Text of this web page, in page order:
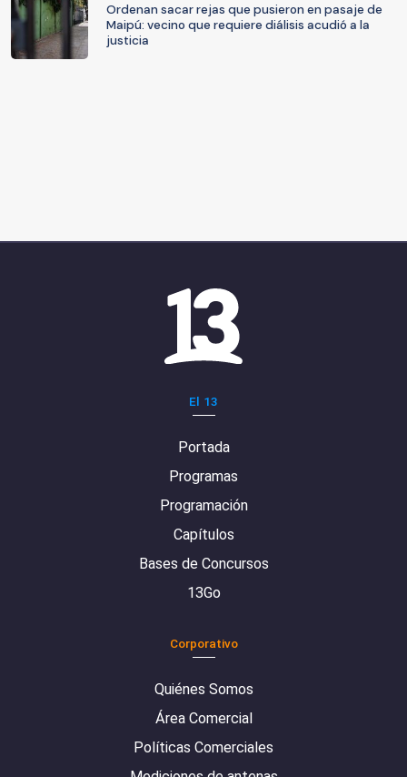
Ordenan sacar rejas que pusieron en pasaje de
Maipú: vecino que requiere diálisis acudió a la
justicia
El 13
Portada
Programas
Programación
Capítulos
Bases de Concursos
13Go
Corporativo
Quiénes Somos
Área Comercial
Políticas Comerciales